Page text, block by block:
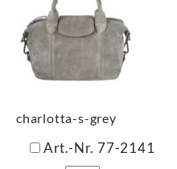
charlotta-s-grey
Art.-Nr. 77-2141